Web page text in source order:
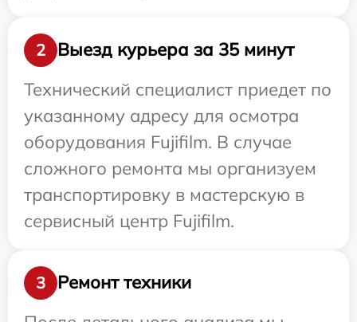
2
Выезд курьера за 35 минут
Технический специалист приедет по
указанному адресу для осмотра
оборудования Fujifilm. В случае
сложного ремонта мы организуем
транспортировку в мастерскую в
сервисный центр Fujifilm.
3
Ремонт техники